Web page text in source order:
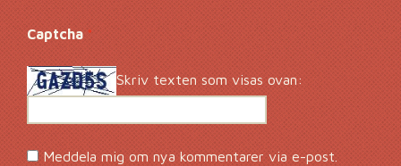
Captcha *
Skriv texten som visas ovan:
Meddela mig om nya kommentarer via e-post.